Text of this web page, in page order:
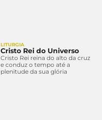
LITURGIA
Cristo Rei do Universo
Cristo Rei reina do alto da cruz
e conduz o tempo até a
plenitude da sua glória